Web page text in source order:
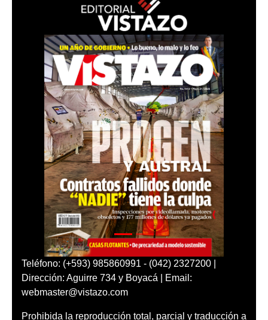
Teléfono: (+593) 985860991 - (042) 2327200 |
Dirección: Aguirre 734 y Boyacá | Email:
webmaster@vistazo.com
Prohibida la reproducción total, parcial y traducción a